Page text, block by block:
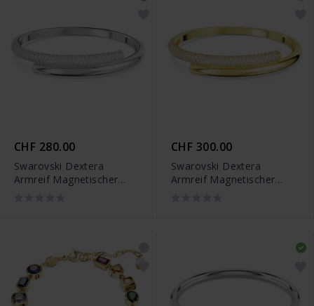
CHF 280.00
Swarovski Dextera
Armreif Magnetischer
CHF 300.00
Swarovski Dextera
Armreif Magnetischer